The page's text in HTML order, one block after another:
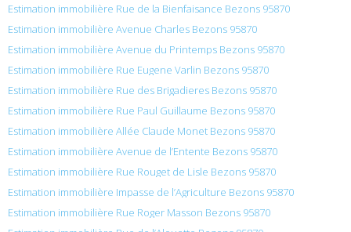
Estimation immobilière Rue de la Bienfaisance Bezons 95870
Estimation immobilière Avenue Charles Bezons 95870
Estimation immobilière Avenue du Printemps Bezons 95870
Estimation immobilière Rue Eugene Varlin Bezons 95870
Estimation immobilière Rue des Brigadieres Bezons 95870
Estimation immobilière Rue Paul Guillaume Bezons 95870
Estimation immobilière Allée Claude Monet Bezons 95870
Estimation immobilière Avenue de l’Entente Bezons 95870
Estimation immobilière Rue Rouget de Lisle Bezons 95870
Estimation immobilière Impasse de l’Agriculture Bezons 95870
Estimation immobilière Rue Roger Masson Bezons 95870